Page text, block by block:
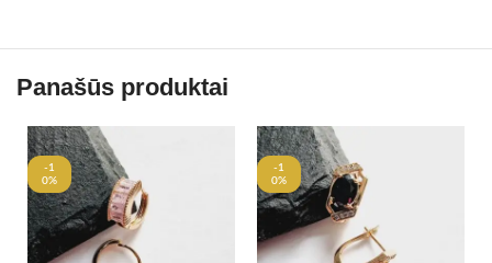
Panašūs produktai
-1
0%
-1
0%